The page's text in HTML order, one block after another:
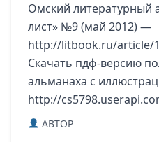
Омский литературный
лист» №9 (май 2012) —
http://litbook.ru/article/
Скачать пдф-версию
альманаха с
http://
ABTOP